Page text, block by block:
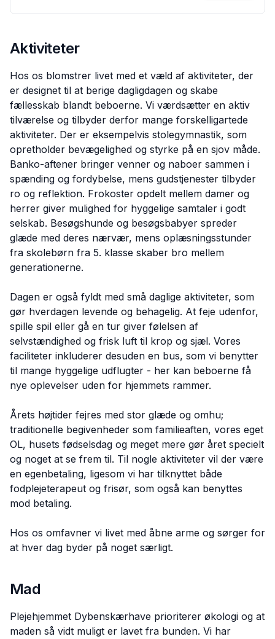
Aktiviteter
Hos os blomstrer livet med et væld af aktiviteter, der
er designet til at berige dagligdagen og skabe
fællesskab blandt beboerne. Vi værdsætter en aktiv
tilværelse og tilbyder derfor mange forskelligartede
aktiviteter. Der er eksempelvis stolegymnastik, som
opretholder bevægelighed og styrke på en sjov måde.
Banko-aftener bringer venner og naboer sammen i
spænding og fordybelse, mens gudstjenester tilbyder
ro og reflektion. Frokoster opdelt mellem damer og
herrer giver mulighed for hyggelige samtaler i godt
selskab. Besøgshunde og besøgsbabyer spreder
glæde med deres nærvær, mens oplæsningsstunder
fra skolebørn fra 5. klasse skaber bro mellem
generationerne.
Dagen er også fyldt med små daglige aktiviteter, som
gør hverdagen levende og behagelig. At feje udenfor,
spille spil eller gå en tur giver følelsen af
selvstændighed og frisk luft til krop og sjæl. Vores
faciliteter inkluderer desuden en bus, som vi benytter
til mange hyggelige udflugter - her kan beboerne få
nye oplevelser uden for hjemmets rammer.
Årets højtider fejres med stor glæde og omhu;
traditionelle begivenheder som familieaften, vores eget
OL, husets fødselsdag og meget mere gør året specielt
og noget at se frem til. Til nogle aktiviteter vil der være
en egenbetaling, ligesom vi har tilknyttet både
fodplejeterapeut og frisør, som også kan benyttes
mod betaling.
Hos os omfavner vi livet med åbne arme og sørger for
at hver dag byder på noget særligt.
Mad
Plejehjemmet Dybenskærhave prioriterer økologi og at
maden så vidt muligt er lavet fra bunden. Vi har